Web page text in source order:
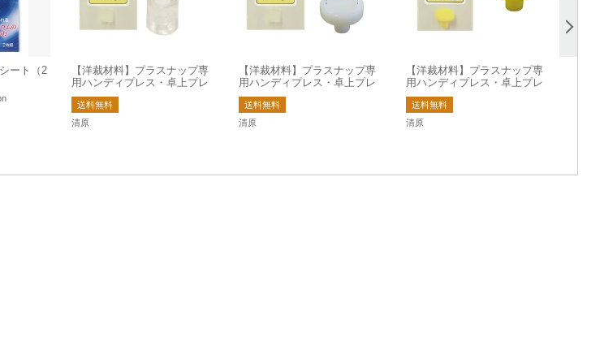
ート（2
【洋裁材料】プラスナップ専
用ハンディプレス・卓上プレ
ス用取替えパーツ
送料無料
清原
【洋裁材料】プラスナップ専
用ハンディプレス・卓上プレ
ス用取替えパーツ
送料無料
清原
【洋裁材料】プラスナップ専
用ハンディプレス・卓上プレ
ス用取替えパーツ
送料無料
清原